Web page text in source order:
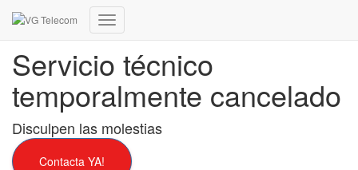
Cambiar
de
navegación
Servicio técnico
temporalmente cancelado
Disculpen las molestias
Contacta YA!